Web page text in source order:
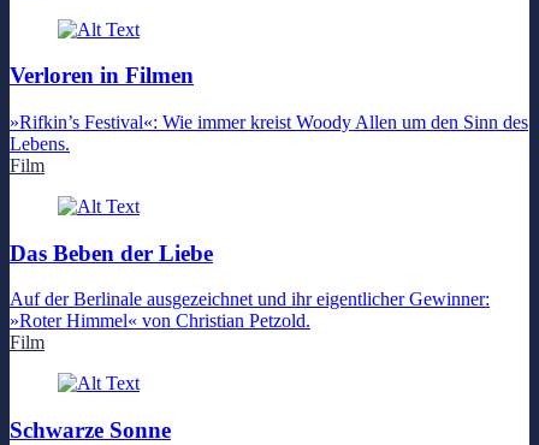
Verloren in Filmen
»Rifkin’s Festival«: Wie immer kreist Woody Allen um den Sinn des
Lebens.
Film
Das Beben der Liebe
Auf der Berlinale ausgezeichnet und ihr eigentlicher Gewinner:
»Roter Himmel« von Christian Petzold.
Film
Schwarze Sonne